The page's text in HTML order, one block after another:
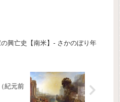
の興亡史【南米】- さかのぼり年
紀元前